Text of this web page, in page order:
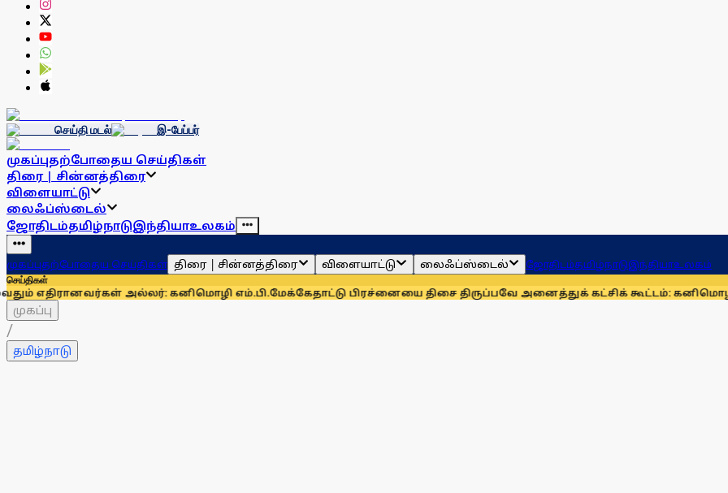
செய்தி மடல் இ-பேப்பர்
முகப்புதற்போதைய செய்திகள்
திரை | சின்னத்திரை
விளையாட்டு
லைஃப்ஸ்டைல்
ஜோதிடம்தமிழ்நாடுஇந்தியாஉலகம்
முகப்புதற்போதைய செய்திகள் திரை | சின்னத்திரை விளையாட்டு லைஃப்ஸ்டைல் ஜோதிடம்தமிழ்நாடுஇந்தியாஉலகம்
செய்திகள்
அல்லர்: கனிமொழி எம்.பி.மேக்கேதாட்டு பிரச்னையை திசை திருப்பவே அனைத்துக் கட்சிக் கூட்டம்: கனிமொழி
முகப்பு
/
தமிழ்நாடு